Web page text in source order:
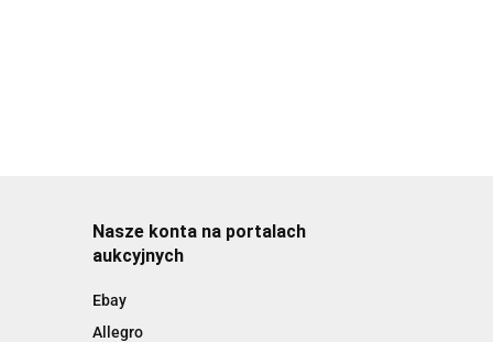
Nasze konta na portalach
aukcyjnych
Ebay
Allegro